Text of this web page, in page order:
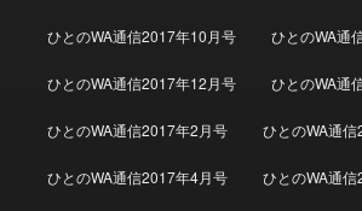
ひとのWA通信2017年10月号 ひとのWA通
ひとのWA通信2017年12月号 ひとのWA通
ひとのWA通信2017年2月号 ひとのWA通
ひとのWA通信2017年4月号 ひとのWA通